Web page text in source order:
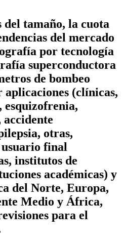
tamaño, la cuota
del mercado
por tecnología
superconductora
de bombeo
(clínicas,
esquizofrenia,
otras,
final
institutos de
académicas) y
del Norte, Europa,
Medio y África,
para el